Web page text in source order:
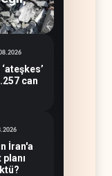
can
İran'a
planı